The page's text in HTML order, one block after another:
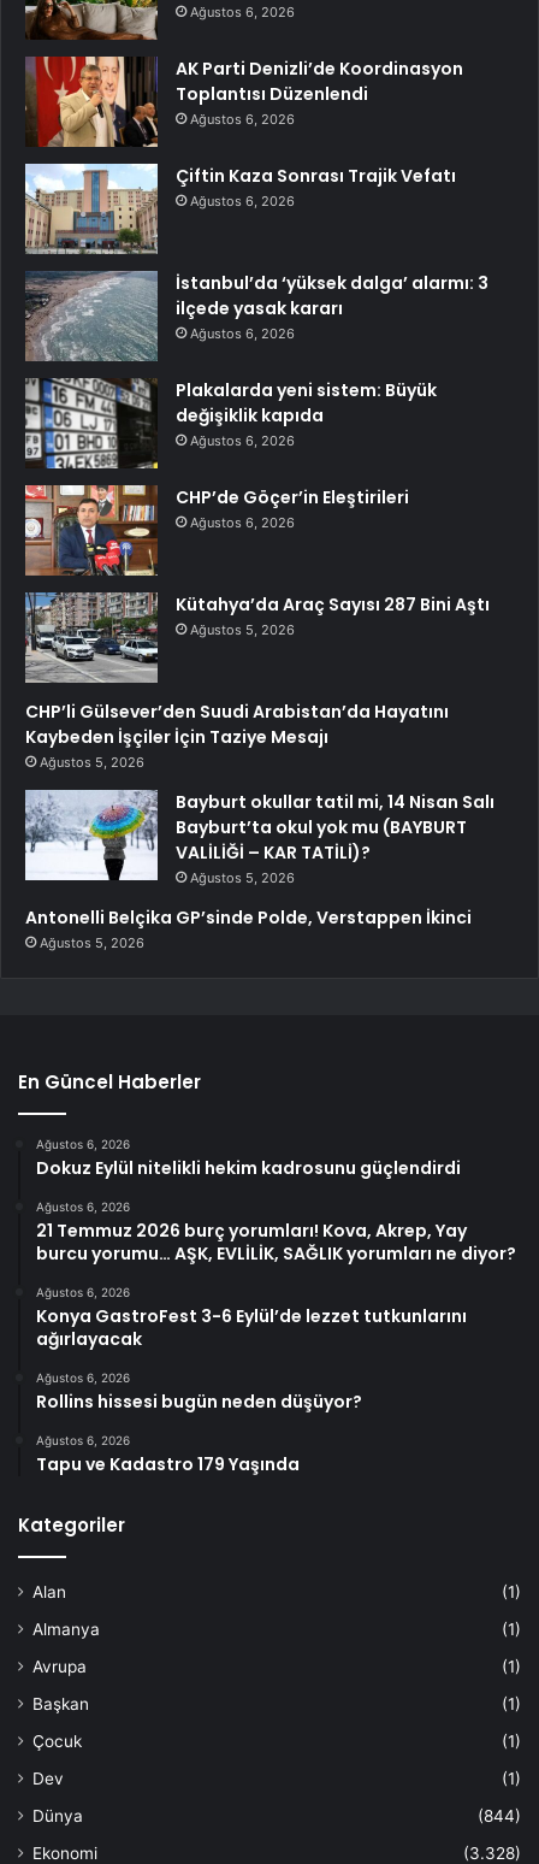
Ağustos 6, 2026
AK Parti Denizli’de Koordinasyon
Toplantısı Düzenlendi
Ağustos 6, 2026
Çiftin Kaza Sonrası Trajik Vefatı
Ağustos 6, 2026
İstanbul’da ‘yüksek dalga’ alarmı: 3
ilçede yasak kararı
Ağustos 6, 2026
Plakalarda yeni sistem: Büyük
değişiklik kapıda
Ağustos 6, 2026
CHP’de Göçer’in Eleştirileri
Ağustos 6, 2026
Kütahya’da Araç Sayısı 287 Bini Aştı
Ağustos 5, 2026
CHP’li Gülsever’den Suudi Arabistan’da Hayatını
Kaybeden İşçiler İçin Taziye Mesajı
Ağustos 5, 2026
Bayburt okullar tatil mi, 14 Nisan Salı
Bayburt’ta okul yok mu (BAYBURT
VALİLİĞİ – KAR TATİLİ)?
Ağustos 5, 2026
Antonelli Belçika GP’sinde Polde, Verstappen İkinci
Ağustos 5, 2026
En Güncel Haberler
Ağustos 6, 2026
Dokuz Eylül nitelikli hekim kadrosunu güçlendirdi
Ağustos 6, 2026
21 Temmuz 2026 burç yorumları! Kova, Akrep, Yay
burcu yorumu… AŞK, EVLİLİK, SAĞLIK yorumları ne diyor?
Ağustos 6, 2026
Konya GastroFest 3-6 Eylül’de lezzet tutkunlarını
ağırlayacak
Ağustos 6, 2026
Rollins hissesi bugün neden düşüyor?
Ağustos 6, 2026
Tapu ve Kadastro 179 Yaşında
Kategoriler
Alan
(1)
Almanya
(1)
Avrupa
(1)
Başkan
(1)
Çocuk
(1)
Dev
(1)
Dünya
(844)
Ekonomi
(3.328)